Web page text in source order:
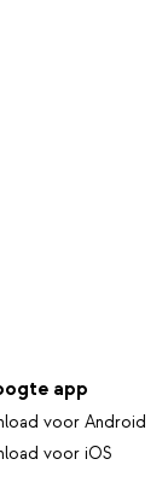
app
voor Android
voor iOS